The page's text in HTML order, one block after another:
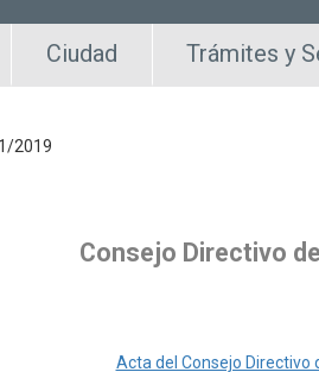
Ciudad Trámites y
2019
Consejo Directivo
Acta del Consejo